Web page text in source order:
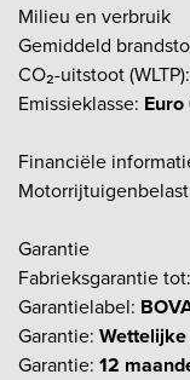
Milieu en verbruik
Gemiddeld
CO₂-uitstoot (WLTP):
Emissieklasse: Euro
Financiële
Garantie
Fabrieksgarantie tot:
Garantielabel:
Garantie:
Garantie: 12